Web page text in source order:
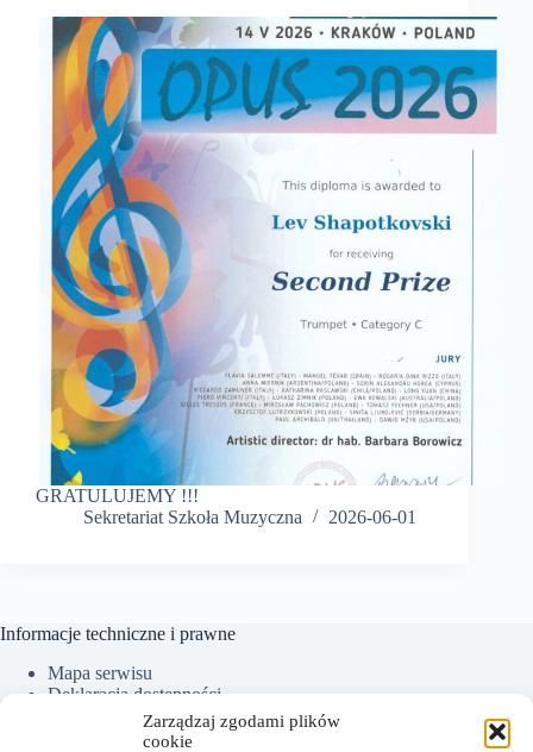
Zarządzaj zgodami plików
cookie
GRATULUJEMY !!!
Sekretariat Szkoła Muzyczna
2026-06-01
Informacje techniczne i prawne
Mapa serwisu
Deklaracja dostępności
Ochrona Danych Osobowych
Polityka plików cookies (EU)